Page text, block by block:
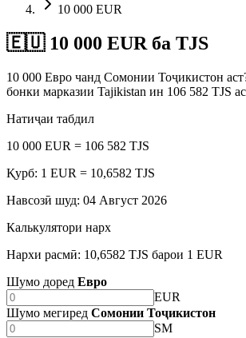
10 000 EUR
🇪🇺 10 000 EUR ба TJS
10 000 Евро чанд Сомонии Тоҷикистон
бонки марказии Tajikistan ин 106 582 TJS
Натиҷаи табдил
10 000 EUR = 106 582 TJS
Қурб: 1 EUR = 10,6582 TJS
Навсозӣ шуд: 04 Август 2026
Калькулятори нарх
Нархи расмӣ: 10,6582 TJS барои 1 EUR
Шумо доред Евро
EUR
Шумо мегиред Сомонии Тоҷикистон
SM